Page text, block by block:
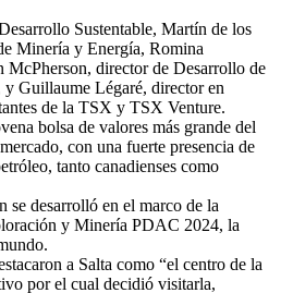
Sustentable, Martín de los
Minería y Energía, Romina
McPherson, director de Desarrollo de
Guillaume Légaré, director en
de la TSX y TSX Venture.
bolsa de valores más grande del
con una fuerte presencia de
tanto canadienses como
desarrolló en el marco de la
y Minería PDAC 2024, la
a Salta como “el centro de la
por el cual decidió visitarla,